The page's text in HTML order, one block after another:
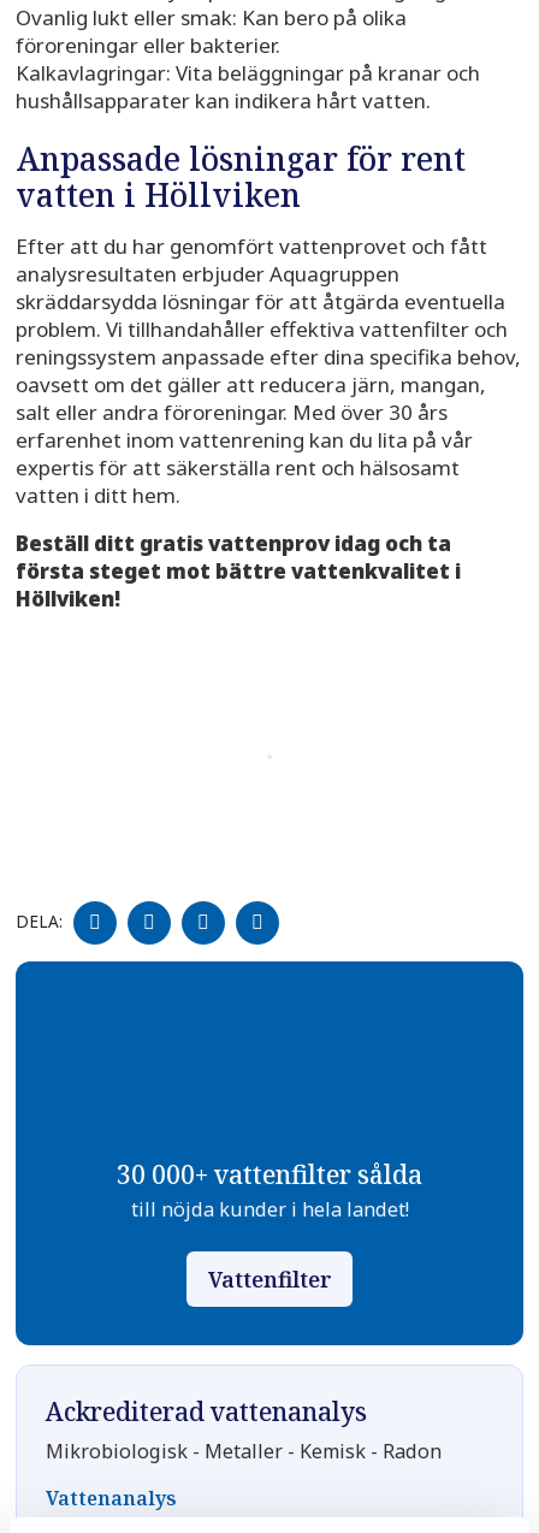
Ovanlig lukt eller smak: Kan bero på olika
föroreningar eller bakterier.
Kalkavlagringar: Vita beläggningar på kranar och
hushållsapparater kan indikera hårt vatten.
Anpassade lösningar för rent
vatten i Höllviken
Efter att du har genomfört vattenprovet och fått
analysresultaten erbjuder Aquagruppen
skräddarsydda lösningar för att åtgärda eventuella
problem. Vi tillhandahåller effektiva vattenfilter och
reningssystem anpassade efter dina specifika behov,
oavsett om det gäller att reducera järn, mangan,
salt eller andra föroreningar. Med över 30 års
erfarenhet inom vattenrening kan du lita på vår
expertis för att säkerställa rent och hälsosamt
vatten i ditt hem.
Beställ ditt gratis vattenprov idag och ta
första steget mot bättre vattenkvalitet i
Höllviken!
DELA:
DELA
PÅ
FACEBOOK
DELA
PÅ
TWITTER
DELA
PÅ
LINKEDIN
DELA
PÅ
PINTEREST
30 000+ vattenfilter sålda
till nöjda kunder i hela landet!
Vattenfilter
Ackrediterad vattenanalys
Mikrobiologisk - Metaller - Kemisk - Radon
Vattenanalys